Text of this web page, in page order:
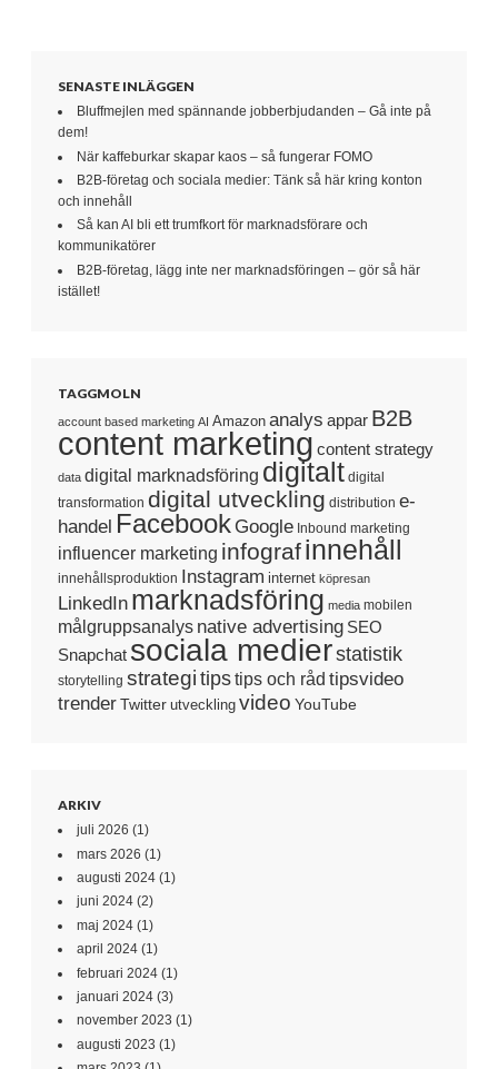
SENASTE INLÄGGEN
Bluffmejlen med spännande jobberbjudanden – Gå inte på
dem!
När kaffeburkar skapar kaos – så fungerar FOMO
B2B-företag och sociala medier: Tänk så här kring konton
och innehåll
Så kan AI bli ett trumfkort för marknadsförare och
kommunikatörer
B2B-företag, lägg inte ner marknadsföringen – gör så här
istället!
TAGGMOLN
account based marketing AI Amazon analys appar B2B
content marketing content strategy
data digital marknadsföring digitalt digital
transformation digital utveckling distribution e-
handel Facebook Google Inbound marketing
influencer marketing infografinnehåll
innehållsproduktion Instagram internet köpresan
LinkedIn marknadsföring media mobilen
målgruppsanalys native advertising SEO
Snapchat sociala medierstatistik
storytelling strategi tipstips och råd tipsvideo
trenderTwitter utveckling video YouTube
ARKIV
juli 2026 (1)
mars 2026 (1)
augusti 2024 (1)
juni 2024 (2)
maj 2024 (1)
april 2024 (1)
februari 2024 (1)
januari 2024 (3)
november 2023 (1)
augusti 2023 (1)